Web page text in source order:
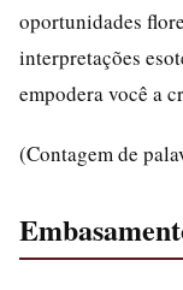
oportunidades
interpretações
empodera você a
(Contagem de